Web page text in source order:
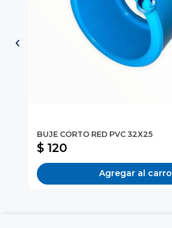
BUJE CORTO RED PVC 32X25
$ 120
Agregar al carro